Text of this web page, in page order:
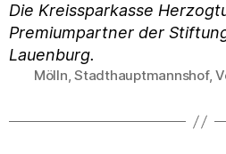
Die Kreissparkasse
Premiumpartner der
Lauenburg.
Schlagwörter
Mölln,Stadthauptmannshof,